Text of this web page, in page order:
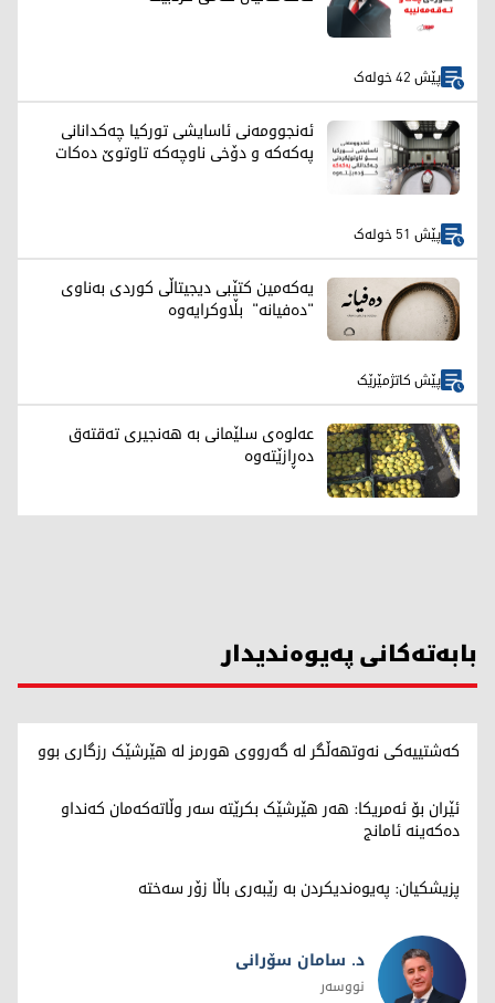
پێش 42 خولەک
ئەنجوومەنی ئاسایشی تورکیا چەکدانانی
پەکەکە و دۆخی ناوچەکە تاوتوێ دەکات
پێش 51 خولەک
یەکەمین کتێبی دیجیتاڵی کوردی بەناوی
"دەفیانە" بڵاوکرایەوە
پێش کاتژمێرێک
عەلوەی سلێمانی بە هەنجیری تەقتەق
دەڕازێتەوە
بابەتەکانی پەیوەندیدار
کەشتییەکی نەوتهەڵگر لە گەرووی هورمز لە هێرشێک رزگاری بوو
ئێران بۆ ئەمریکا: هەر هێرشێک بکرێتە سەر وڵاتەکەمان کەنداو
دەکەینە ئامانج
پزیشکیان: پەیوەندیکردن بە رێبەری باڵا زۆر سەختە
د. سامان سۆرانی
نووسەر